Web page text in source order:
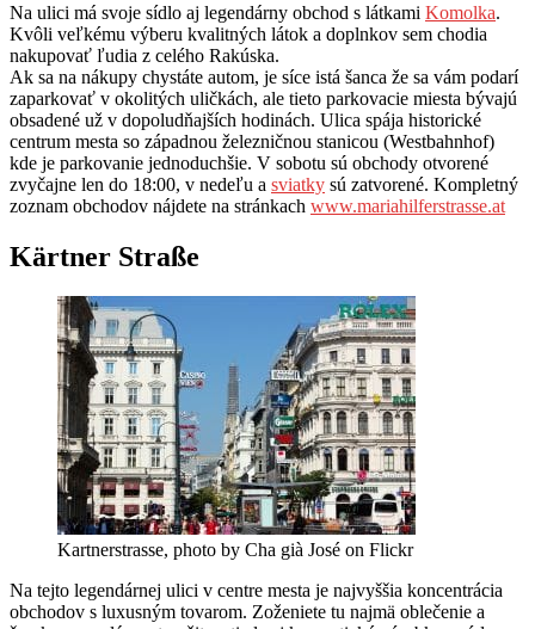
Na ulici má svoje sídlo aj legendárny obchod s látkami Komolka.
Kvôli veľkému výberu kvalitných látok a doplnkov sem chodia
nakupovať ľudia z celého Rakúska.
Ak sa na nákupy chystáte autom, je síce istá šanca že sa vám podarí
zaparkovať v okolitých uličkách, ale tieto parkovacie miesta bývajú
obsadené už v dopoludňajších hodinách. Ulica spája historické
centrum mesta so západnou železničnou stanicou (Westbahnhof)
kde je parkovanie jednoduchšie. V sobotu sú obchody otvorené
zvyčajne len do 18:00, v nedeľu a sviatky sú zatvorené. Kompletný
zoznam obchodov nájdete na stránkach www.mariahilferstrasse.at
Kärtner Straße
Kartnerstrasse, photo by Cha già José on Flickr
Na tejto legendárnej ulici v centre mesta je najvyššia koncentrácia
obchodov s luxusným tovarom. Zoženiete tu najmä oblečenie a